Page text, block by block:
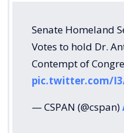
Senate Homeland
Votes to hold Dr.
Contempt of
pic.twitter.com/
— CSPAN (@cspan)